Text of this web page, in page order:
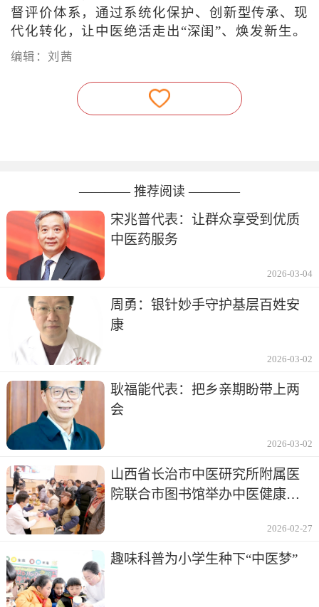
督评价体系，通过系统化保护、创新型传承、现
代化转化，让中医绝活走出“深闺”、焕发新生。
编辑：刘茜
———— 推荐阅读 ————
宋兆普代表：让群众享受到优质
中医药服务
2026-03-04
周勇：银针妙手守护基层百姓安
康
2026-03-02
耿福能代表：把乡亲期盼带上两
会
2026-03-02
山西省长治市中医研究所附属医
院联合市图书馆举办中医健康讲
2026-02-27
趣味科普为小学生种下“中医梦”